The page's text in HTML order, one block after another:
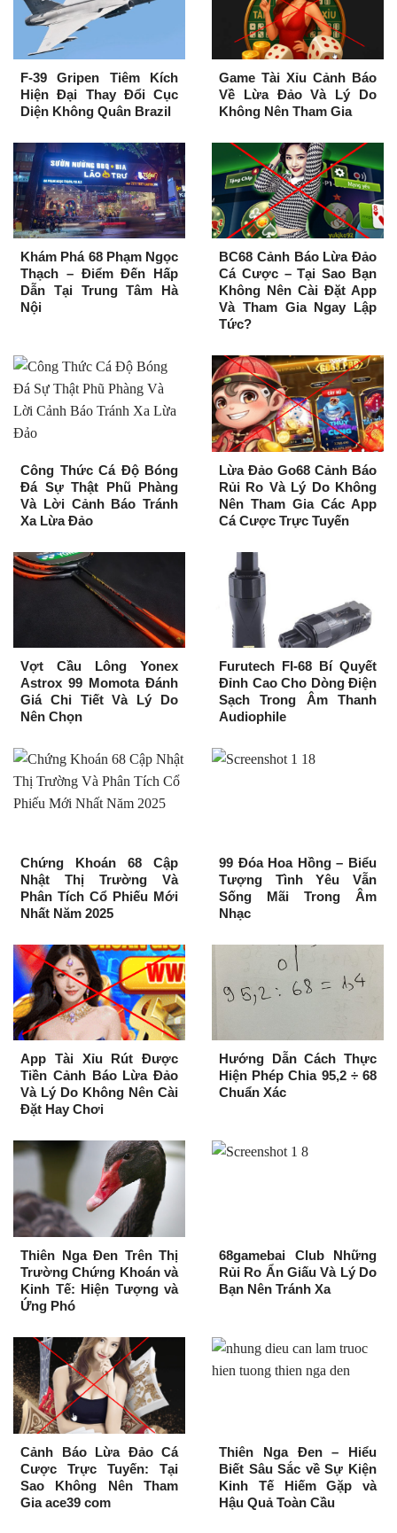
F-39 Gripen Tiêm Kích
Hiện Đại Thay Đổi Cục
Diện Không Quân Brazil
Game Tài Xỉu Cảnh Báo
Về Lừa Đảo Và Lý Do
Không Nên Tham Gia
Khám Phá 68 Phạm Ngọc
Thạch – Điểm Đến Hấp
Dẫn Tại Trung Tâm Hà
Nội
BC68 Cảnh Báo Lừa Đảo
Cá Cược – Tại Sao Bạn
Không Nên Cài Đặt App
Và Tham Gia Ngay Lập
Tức?
Công Thức Cá Độ Bóng
Đá Sự Thật Phũ Phàng
Và Lời Cảnh Báo Tránh
Xa Lừa Đảo
Lừa Đảo Go68 Cảnh Báo
Rủi Ro Và Lý Do Không
Nên Tham Gia Các App
Cá Cược Trực Tuyến
Vợt Cầu Lông Yonex
Astrox 99 Momota Đánh
Giá Chi Tiết Và Lý Do
Nên Chọn
Furutech FI-68 Bí Quyết
Đỉnh Cao Cho Dòng Điện
Sạch Trong Âm Thanh
Audiophile
Chứng Khoán 68 Cập
Nhật Thị Trường Và
Phân Tích Cổ Phiếu Mới
Nhất Năm 2025
99 Đóa Hoa Hồng – Biểu
Tượng Tình Yêu Vẫn
Sống Mãi Trong Âm
Nhạc
App Tài Xỉu Rút Được
Tiền Cảnh Báo Lừa Đảo
Và Lý Do Không Nên Cài
Đặt Hay Chơi
Hướng Dẫn Cách Thực
Hiện Phép Chia 95,2 ÷ 68
Chuẩn Xác
Thiên Nga Đen Trên Thị
Trường Chứng Khoán và
Kinh Tế: Hiện Tượng và
Ứng Phó
68gamebai Club Những
Rủi Ro Ẩn Giấu Và Lý Do
Bạn Nên Tránh Xa
Cảnh Báo Lừa Đảo Cá
Cược Trực Tuyến: Tại
Sao Không Nên Tham
Gia ace39 com
Thiên Nga Đen – Hiểu
Biết Sâu Sắc về Sự Kiện
Kinh Tế Hiếm Gặp và
Hậu Quả Toàn Cầu